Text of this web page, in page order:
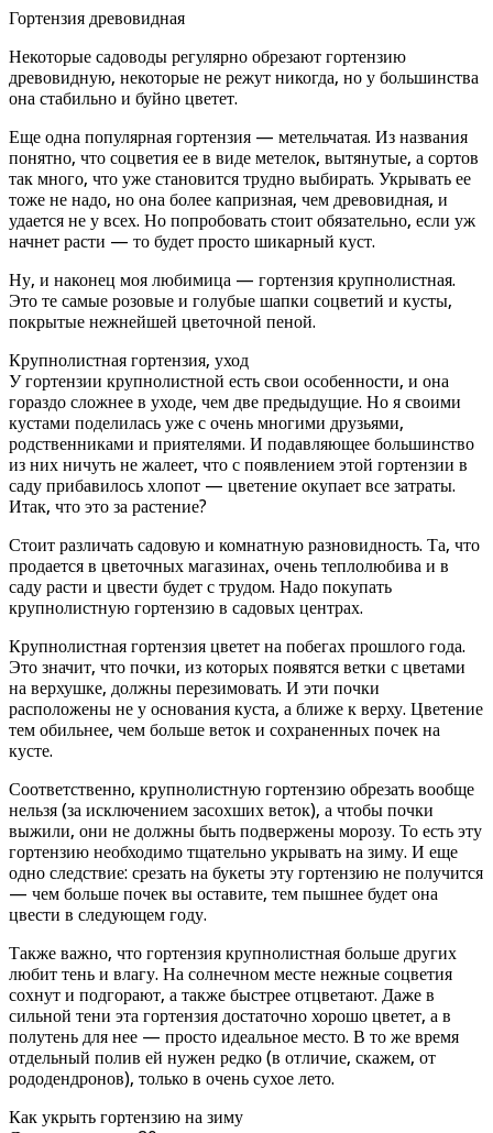
Гортензия древовидная
Некоторые садоводы регулярно обрезают гортензию
древовидную, некоторые не режут никогда, но у большинства
она стабильно и буйно цветет.
Еще одна популярная гортензия — метельчатая. Из названия
понятно, что соцветия ее в виде метелок, вытянутые, а сортов
так много, что уже становится трудно выбирать. Укрывать ее
тоже не надо, но она более капризная, чем древовидная, и
удается не у всех. Но попробовать стоит обязательно, если уж
начнет расти — то будет просто шикарный куст.
Ну, и наконец моя любимица — гортензия крупнолистная.
Это те самые розовые и голубые шапки соцветий и кусты,
покрытые нежнейшей цветочной пеной.
Крупнолистная гортензия, уход
У гортензии крупнолистной есть свои особенности, и она
гораздо сложнее в уходе, чем две предыдущие. Но я своими
кустами поделилась уже с очень многими друзьями,
родственниками и приятелями. И подавляющее большинство
из них ничуть не жалеет, что с появлением этой гортензии в
саду прибавилось хлопот — цветение окупает все затраты.
Итак, что это за растение?
Стоит различать садовую и комнатную разновидность. Та, что
продается в цветочных магазинах, очень теплолюбива и в
саду расти и цвести будет с трудом. Надо покупать
крупнолистную гортензию в садовых центрах.
Крупнолистная гортензия цветет на побегах прошлого года.
Это значит, что почки, из которых появятся ветки с цветами
на верхушке, должны перезимовать. И эти почки
расположены не у основания куста, а ближе к верху. Цветение
тем обильнее, чем больше веток и сохраненных почек на
кусте.
Соответственно, крупнолистную гортензию обрезать вообще
нельзя (за исключением засохших веток), а чтобы почки
выжили, они не должны быть подвержены морозу. То есть эту
гортензию необходимо тщательно укрывать на зиму. И еще
одно следствие: срезать на букеты эту гортензию не получится
— чем больше почек вы оставите, тем пышнее будет она
цвести в следующем году.
Также важно, что гортензия крупнолистная больше других
любит тень и влагу. На солнечном месте нежные соцветия
сохнут и подгорают, а также быстрее отцветают. Даже в
сильной тени эта гортензия достаточно хорошо цветет, а в
полутень для нее — просто идеальное место. В то же время
отдельный полив ей нужен редко (в отличие, скажем, от
рододендронов), только в очень сухое лето.
Как укрыть гортензию на зиму